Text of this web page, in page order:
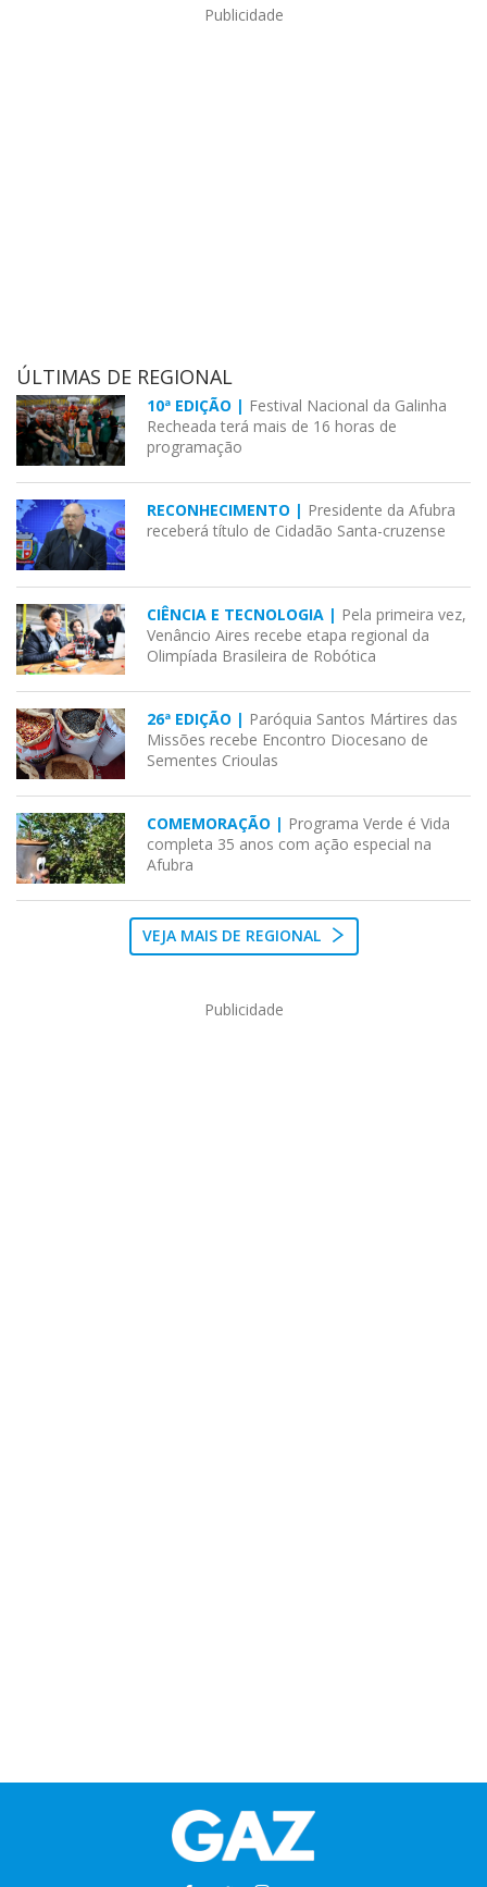
Publicidade
ÚLTIMAS DE REGIONAL
10ª EDIÇÃO | Festival Nacional da Galinha
Recheada terá mais de 16 horas de
programação
RECONHECIMENTO | Presidente da Afubra
receberá título de Cidadão Santa-cruzense
CIÊNCIA E TECNOLOGIA | Pela primeira vez,
Venâncio Aires recebe etapa regional da
Olimpíada Brasileira de Robótica
26ª EDIÇÃO | Paróquia Santos Mártires das
Missões recebe Encontro Diocesano de
Sementes Crioulas
COMEMORAÇÃO | Programa Verde é Vida
completa 35 anos com ação especial na
Afubra
VEJA MAIS DE REGIONAL
Publicidade